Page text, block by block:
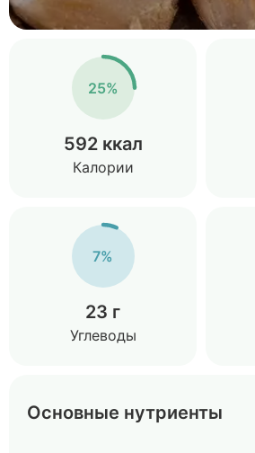
25%
592 ккал
Калории
7%
23 г
Углеводы
Основные нутриенты